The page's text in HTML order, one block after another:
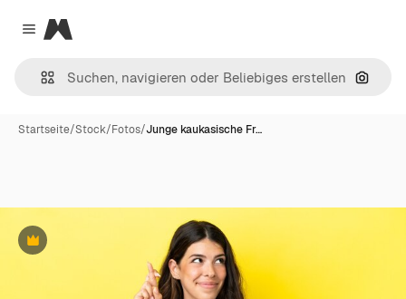
Close menu
Magnific
Nach
Startseite/Stock/Fotos/Junge kaukasische Fr…
Premium